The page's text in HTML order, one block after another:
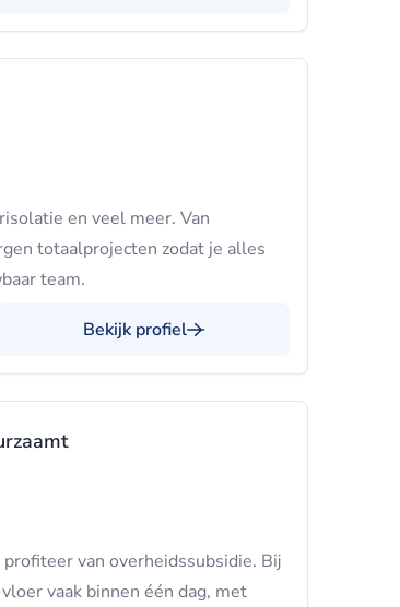
en veel meer. Van
totaalprojecten zodat je alles
team.
Bekijk profiel
van overheidssubsidie. Bij
vaak binnen één dag, met